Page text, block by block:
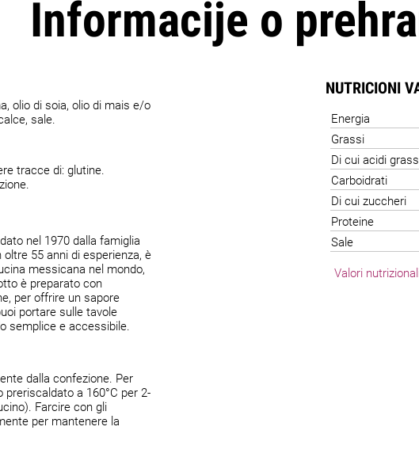
Informacije o
olio di soia, olio di mais e/o
sale.
tracce di: glutine.
nel 1970 dalla famiglia
55 anni di esperienza, è
messicana nel mondo,
è preparato con
per offrire un sapore
portare sulle tavole
semplice e accessibile.
dalla confezione. Per
a 160°C per 2-
Farcire con gli
per mantenere la
NUTRICIONI
Energia
Grassi
Di cui acidi
Carboidrati
Di cui zuccheri
Proteine
Sale
Valori